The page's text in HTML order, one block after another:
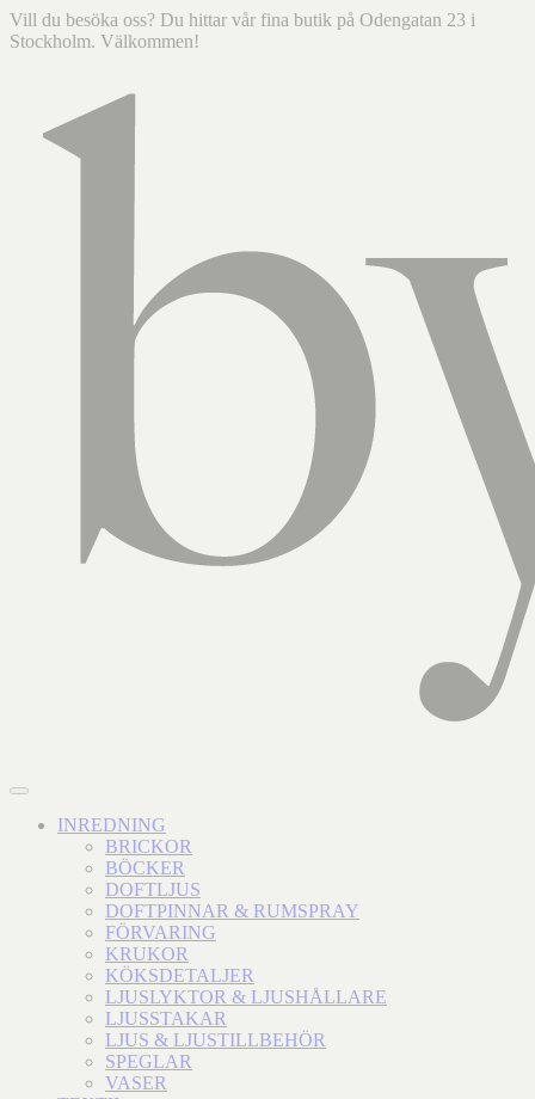
Vill du besöka oss? Du hittar vår fina butik på Odengatan 23 i
Stockholm. Välkommen!
INREDNING
BRICKOR
BÖCKER
DOFTLJUS
DOFTPINNAR & RUMSPRAY
FÖRVARING
KRUKOR
KÖKSDETALJER
LJUSLYKTOR & LJUSHÅLLARE
LJUSSTAKAR
LJUS & LJUSTILLBEHÖR
SPEGLAR
VASER